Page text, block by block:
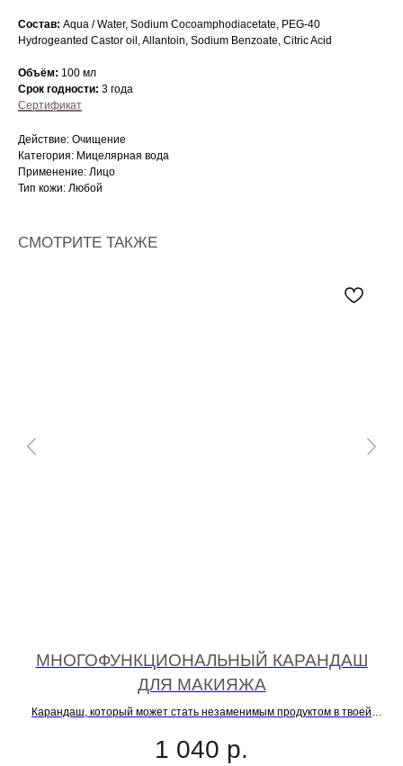
Состав: Aqua / Water, Sodium Cocoamphodiacetate, PEG-40
Hydrogeanted Castor oil, Allantoin, Sodium Benzoate, Citric Acid
Объём: 100 мл
Срок годности: 3 года
Сертификат
Действие: Очищение
Категория: Мицелярная вода
Применение: Лицо
Тип кожи: Любой
СМОТРИТЕ ТАКЖЕ
МНОГОФУНКЦИОНАЛЬНЫЙ КАРАНДАШ
ДЛЯ МАКИЯЖА
Карандаш, который может стать незаменимым продуктом в твоей
1 040 р.